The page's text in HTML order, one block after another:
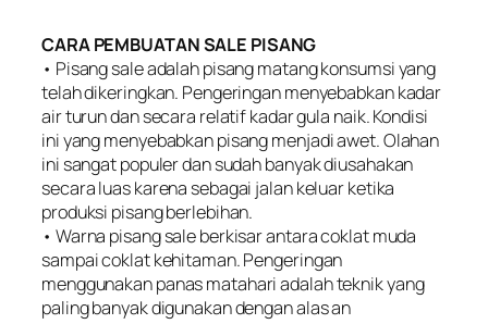
CARA PEMBUATAN SALE PISANG
• Pisang sale adalah pisang matang konsumsi yang
telah dikeringkan. Pengeringan menyebabkan kadar
air turun dan secara relatif kadar gula naik. Kondisi
ini yang menyebabkan pisang menjadi awet. Olahan
ini sangat populer dan sudah banyak diusahakan
secara luas karena sebagai jalan keluar ketika
produksi pisang berlebihan.
• Warna pisang sale berkisar antara coklat muda
sampai coklat kehitaman. Pengeringan
menggunakan panas matahari adalah teknik yang
paling banyak digunakan dengan alas an